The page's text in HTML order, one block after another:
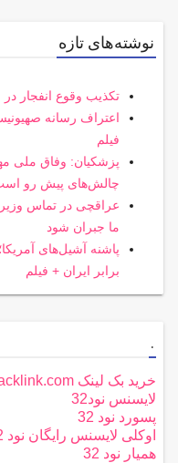
نوشته‌های تازه
تکذیب وقوع انفجار
اعتراف رسانه
فیلم
پزشکیان: وفاق ملی
چالش‌های پیش رو
عراقچی در تماس
ما جبران شود
پاشنه آشیل‌های
برابر ایران + فیلم
.
خرید بک لینک behtarinbacklink.com
لایسنس نود32
پسورد نود 32
اوکلی لایسنس رایگان نود 32
همیار نود 32